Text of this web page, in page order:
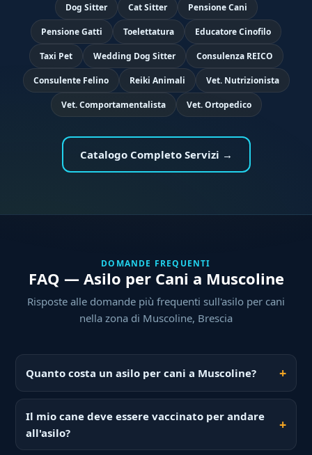
Dog Sitter Cat Sitter Pensione Cani
Pensione Gatti Toelettatura Educatore Cinofilo
Taxi Pet Wedding Dog Sitter Consulenza REICO
Consulente Felino Reiki Animali Vet. Nutrizionista
Vet. Comportamentalista Vet. Ortopedico
Catalogo Completo Servizi →
DOMANDE FREQUENTI
FAQ — Asilo per Cani a Muscoline
Risposte alle domande più frequenti sull'asilo per cani
nella zona di Muscoline, Brescia
Quanto costa un asilo per cani a Muscoline?
Il mio cane deve essere vaccinato per andare
all'asilo?